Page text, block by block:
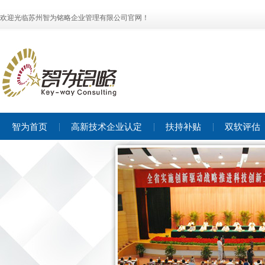
欢迎光临苏州智为铭略企业管理有限公司官网！
智为首页 高新技术企业认定 扶持补贴 双软评估